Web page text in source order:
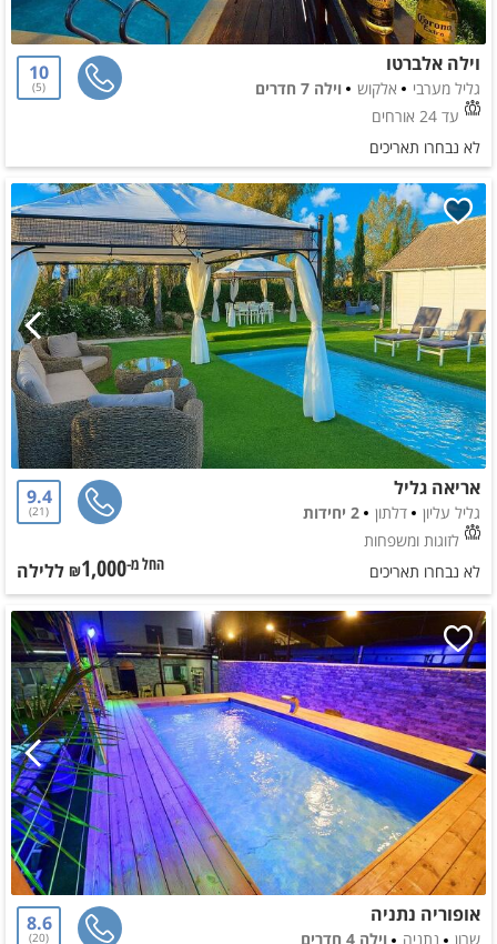
וילה אלברטו
גליל מערבי אלקוש
וילה 7 חדרים
עד 24 אורחים
10
5
לא נבחרו תאריכים
אריאה גליל
גליל עליון דלתון
2 יחידות
לזוגות ומשפחות
9.4
21
לא נבחרו תאריכים החל מ-₪1,000 ללילה
אופוריה נתניה
שרון נתניה וילה 4 חדרים
8.6
20